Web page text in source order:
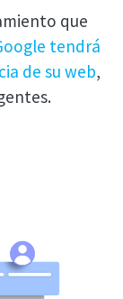
que
tendrá
de su web,